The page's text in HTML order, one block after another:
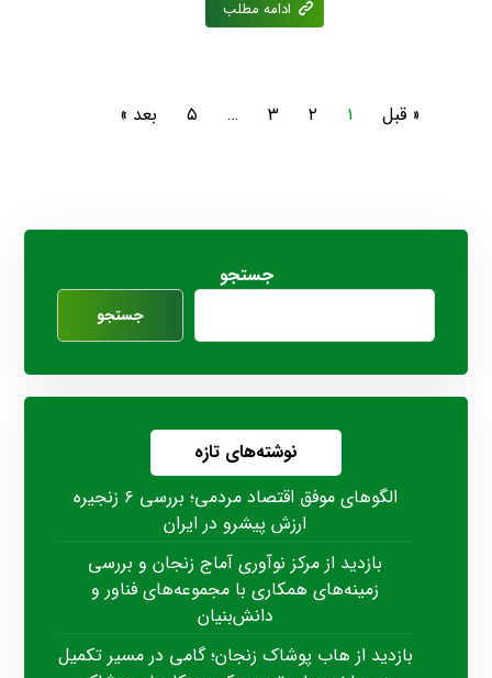
ادامه مطلب
« قبل ۱ ۲ ۳ … ۵ بعد »
جستجو
جستجو
نوشته‌های تازه
الگوهای موفق اقتصاد مردمی؛ بررسی ۶ زنجیره
ارزش پیشرو در ایران
بازدید از مرکز نوآوری آماج زنجان و بررسی
زمینه‌های همکاری با مجموعه‌های فناور و
دانش‌بنیان
بازدید از هاب پوشاک زنجان؛ گامی در مسیر تکمیل